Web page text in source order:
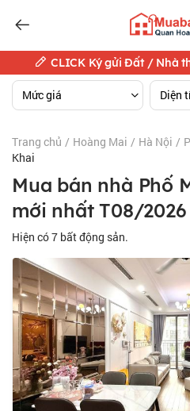
CLICK Ký gửi Đất / Nhà
Mức giá Diện
Trang chủ / Hoàng Mai / Hà Nội /
Khai
Mua bán nhà Phố
mới nhất T08/2026
Hiện có7 bất động sản.